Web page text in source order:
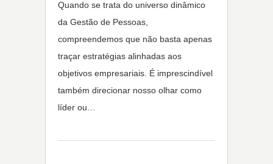
Quando se trata do universo dinâmico
da Gestão de Pessoas,
compreendemos que não basta apenas
traçar estratégias alinhadas aos
objetivos empresariais. É imprescindível
também direcionar nosso olhar como
líder ou…